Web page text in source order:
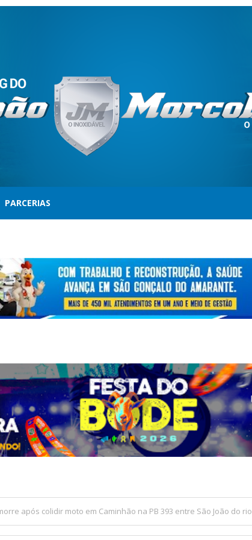
PARCERIAS
após colidir moto em Caminhão na PB 393 entre São João do rio